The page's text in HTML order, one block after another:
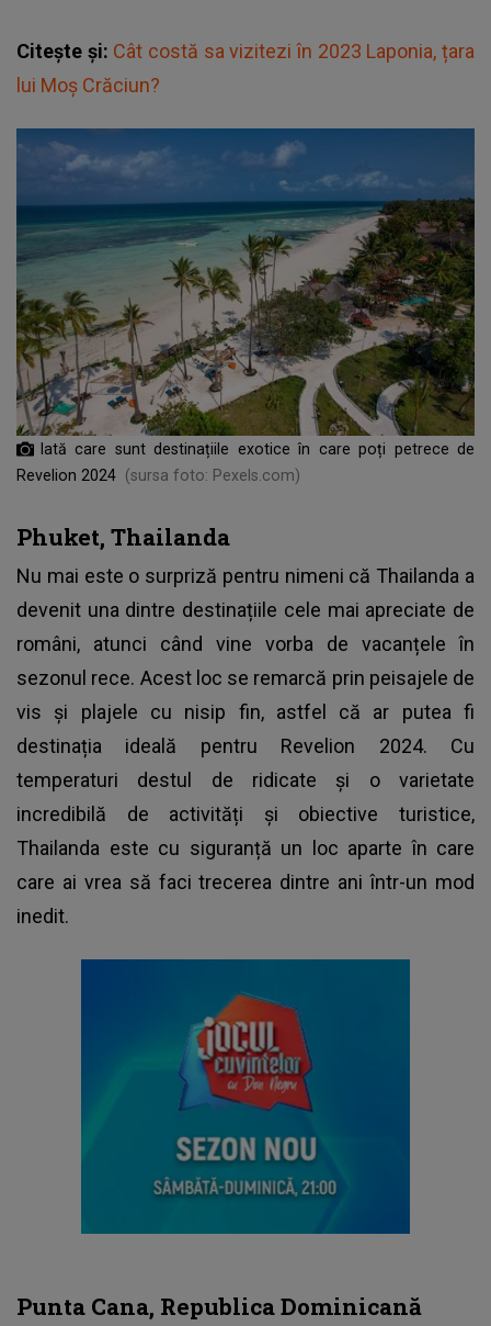
Citește și: Cât costă sa vizitezi în 2023 Laponia, țara
lui Moș Crăciun?
Iată care sunt destinațiile exotice în care poți petrece de
Revelion 2024 (sursa foto: Pexels.com)
Phuket, Thailanda
Nu mai este o surpriză pentru nimeni că Thailanda a
devenit una dintre destinațiile cele mai apreciate de
români, atunci când vine vorba de vacanțele în
sezonul rece. Acest loc se remarcă prin peisajele de
vis și plajele cu nisip fin, astfel că ar putea fi
destinația ideală pentru Revelion 2024. Cu
temperaturi destul de ridicate și o varietate
incredibilă de activități și obiective turistice,
Thailanda este cu siguranță un loc aparte în care
care ai vrea să faci trecerea dintre ani într-un mod
inedit.
Punta Cana, Republica Dominicană